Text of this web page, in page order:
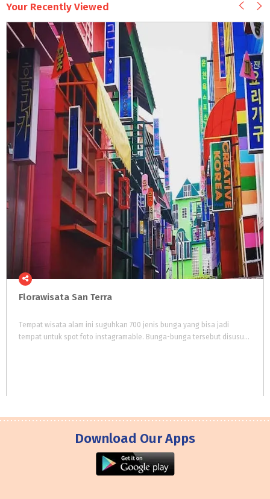
Your Recently Viewed
Florawisata San Terra
Tempat wisata alam ini suguhkan 700 jenis bunga yang bisa jadi
tempat untuk spot foto instagramable. Bunga-bunga tersebut disusun sedemikian rupa agar wisatawan memiliki berbagai macam pilihan spot foto.
Download Our Apps